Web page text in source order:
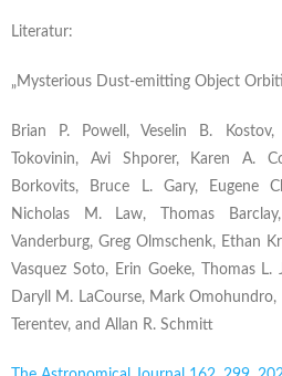
Literatur:
„Mysterious Dust-emitting Object
Brian P. Powell, Veselin B.
Tokovinin, Avi Shporer, Karen A.
Borkovits, Bruce L. Gary, Eugene
Nicholas M. Law, Thomas
Vanderburg, Greg Olmschenk, Ethan
Vasquez Soto, Erin Goeke, Thomas
Daryll M. LaCourse, Mark
Terentev, and Allan R. Schmitt